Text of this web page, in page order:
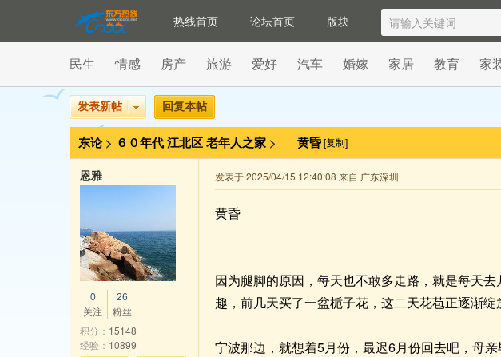
热线首页 论坛首页 版块
民生 情感 房产 旅游 爱好 汽车 婚嫁 家居 教育 家
发表新帖 回复本帖
东论 > ６０年代江北区老年人之家 > 黄昏[复制]
发表于 2025/04/15 12:40:08 来自 广东深圳
黄昏
因为腿脚的原因，每天也不敢多走路，就是每天
趣，前几天买了一盆栀子花，这二天花苞正逐渐
宁波那边，就想着5月份，最迟6月份回去吧，母
恩雅
0
关注
26
粉丝
积分： 15148
经验： 10899